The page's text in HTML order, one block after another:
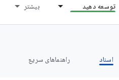
توسعه دهید بیشتر
اسناد راهنماهای سریع